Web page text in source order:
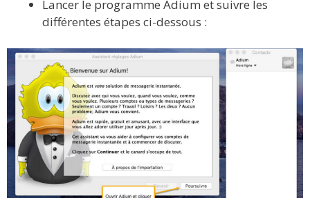
Lancer le programme Adium et suivre les
différentes étapes ci-dessous :